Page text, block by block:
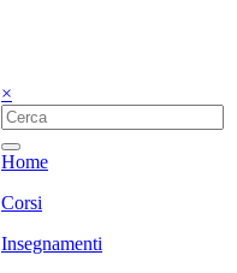
×
Home
Corsi
Insegnamenti